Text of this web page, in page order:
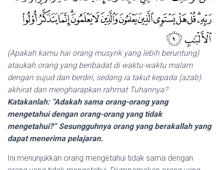
(Apakah kamu hai orang musyrik yang lebih beruntung)
ataukah orang yang beribadat di waktu-waktu malam
dengan sujud dan berdiri, sedang ia takut kepada (azab)
akhirat dan mengharapkan rahmat Tuhannya?
Katakanlah: “Adakah sama orang-orang yang
mengetahui dengan orang-orang yang tidak
mengetahui?” Sesungguhnya orang yang berakallah yang
dapat menerima pelajaran.
Ini menunjukkan orang mengetahui tidak sama dengan